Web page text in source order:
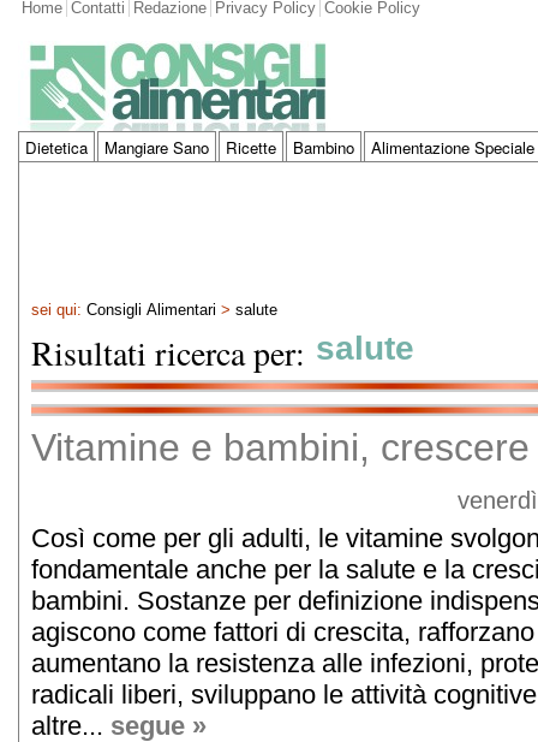
Home Contatti Redazione Privacy Policy Cookie Policy
Dietetica Mangiare Sano Ricette Bambino Alimentazione Speciale
sei qui: Consigli Alimentari > salute
Risultati ricerca per: salute
Vitamine e bambini,
Così come per gli adulti, le vitamine
fondamentale anche per la salute e la
bambini. Sostanze per definizione
agiscono come fattori di crescita,
aumentano la resistenza alle infezioni,
radicali liberi, sviluppano le attività
altre... segue »